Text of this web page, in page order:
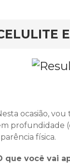
ocasião,
profundidade
física.
que você vai